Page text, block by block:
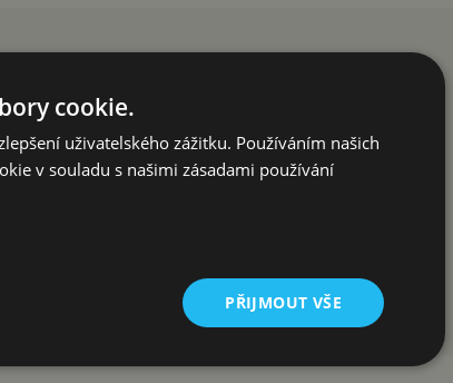
cookie.
uživatelského zážitku. Používáním našich
v souladu s našimi zásadami používání
PŘIJMOUT VŠE